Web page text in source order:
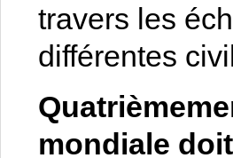
travers les
différentes
mondiale